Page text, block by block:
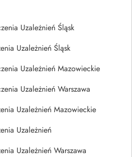
Uzależnień Śląsk
Uzależnień Śląsk
Uzależnień Mazowieckie
Uzależnień Warszawa
Uzależnień Mazowieckie
Uzależnień
Uzależnień Warszawa